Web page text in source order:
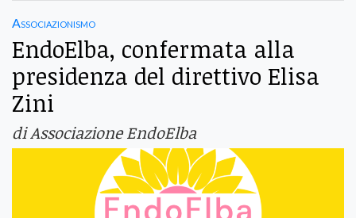
Associazionismo
EndoElba, confermata alla
presidenza del direttivo Elisa
Zini
di Associazione EndoElba